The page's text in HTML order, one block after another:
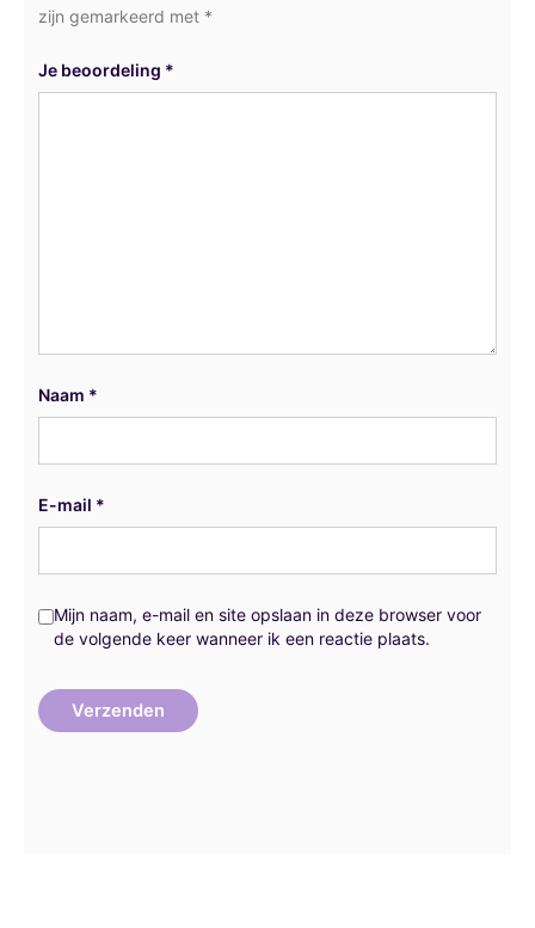
zijn gemarkeerd met *
Je beoordeling *
Naam *
E-mail *
Mijn naam, e-mail en site opslaan in deze browser voor
de volgende keer wanneer ik een reactie plaats.